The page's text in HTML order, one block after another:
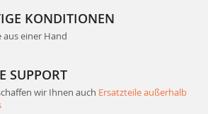
KONDITIONEN
aus einer Hand
SUPPORT
wir Ihnen auch Ersatzteile außerhalb